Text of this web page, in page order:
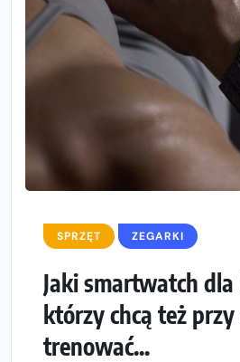
SPRZĘT ZEGARKI
Jaki smartwatch dla
którzy chcą też
trenować...